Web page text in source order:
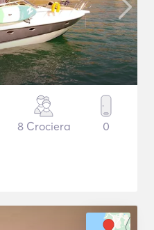
8 Crociera 0